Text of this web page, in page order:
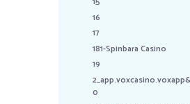
16
17
181-Spinbara Casino
19
0